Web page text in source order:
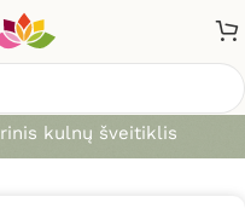
kulnų šveitiklis